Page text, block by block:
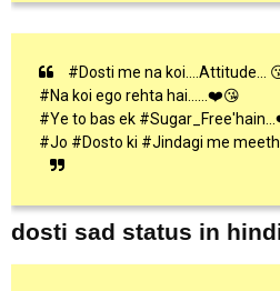
#Dosti me na koi....Attitude...
#Na koi ego rehta hai......❤️😘
#Ye to bas ek
#Jo #Dosto ki #Jindagi me
dosti sad status in